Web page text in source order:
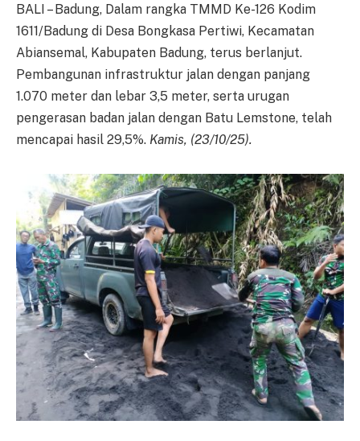
BALI – Badung, Dalam rangka TMMD Ke-126 Kodim
1611/Badung di Desa Bongkasa Pertiwi, Kecamatan
Abiansemal, Kabupaten Badung, terus berlanjut.
Pembangunan infrastruktur jalan dengan panjang
1.070 meter dan lebar 3,5 meter, serta urugan
pengerasan badan jalan dengan Batu Lemstone, telah
mencapai hasil 29,5%. Kamis, (23/10/25).